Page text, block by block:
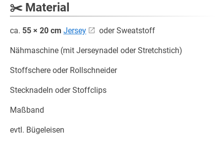
✂️ Material
ca. 55 × 20 cm Jersey oder Sweatstoff
Nähmaschine (mit Jerseynadel oder Stretchstich)
Stoffschere oder Rollschneider
Stecknadeln oder Stoffclips
Maßband
evtl. Bügeleisen